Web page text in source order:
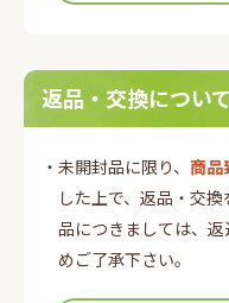
った場合には、速やか
2. 変更登録がなされ
て、当社は一切責任を
れた場合でも、変更登
は、変更登録前の情報
ださい。
返品・交換について
・未開封品に限り、 商品
した上で、返品・交
品につきましては、
めご了承下さい。